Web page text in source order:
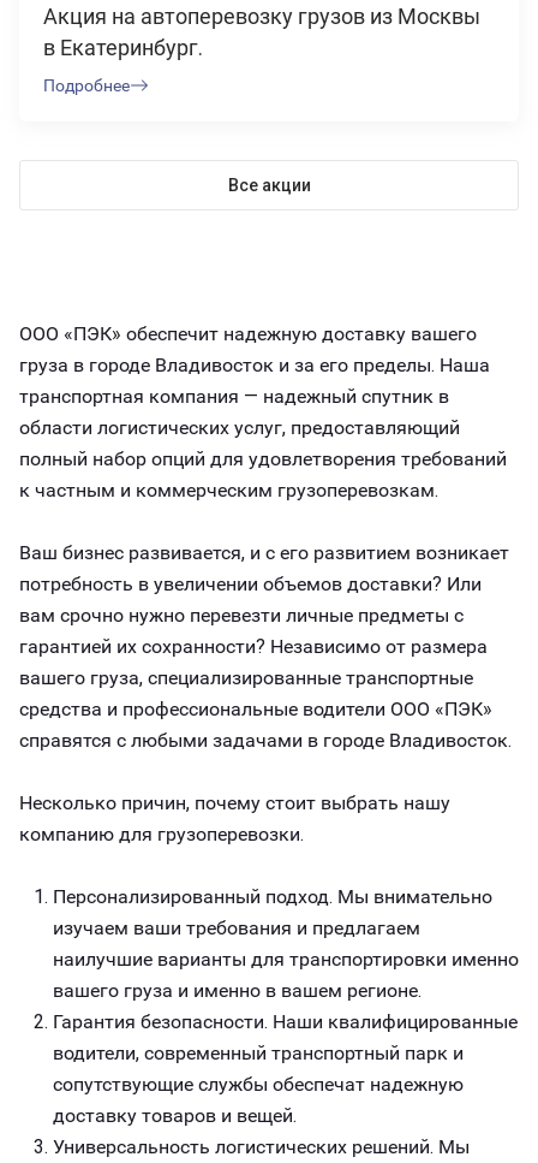
Акция на автоперевозку грузов из Москвы
в Екатеринбург.
Подробнее
Все акции
ООО «ПЭК» обеспечит надежную доставку вашего
груза в городе Владивосток и за его пределы. Наша
транспортная компания — надежный спутник в
области логистических услуг, предоставляющий
полный набор опций для удовлетворения требований
к частным и коммерческим грузоперевозкам.
Ваш бизнес развивается, и с его развитием возникает
потребность в увеличении объемов доставки? Или
вам срочно нужно перевезти личные предметы с
гарантией их сохранности? Независимо от размера
вашего груза, специализированные транспортные
средства и профессиональные водители ООО «ПЭК»
справятся с любыми задачами в городе Владивосток.
Несколько причин, почему стоит выбрать нашу
компанию для грузоперевозки.
Персонализированный подход. Мы внимательно
изучаем ваши требования и предлагаем
наилучшие варианты для транспортировки именно
вашего груза и именно в вашем регионе.
Гарантия безопасности. Наши квалифицированные
водители, современный транспортный парк и
сопутствующие службы обеспечат надежную
доставку товаров и вещей.
Универсальность логистических решений. Мы